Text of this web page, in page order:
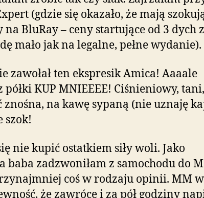
(gdzie się okazało, że mają
BluRay – ceny startujące od 3 dych
mało jak na legalne, pełne wydanie).
zawołał ten ekspresik Amica! Aaaale
półki KUP MNIEEEE! Ciśnieniowy, tani,
znośna, na kawę sypaną (nie uznaję
szok!
nie kupić ostatkiem siły woli. Jako
baba zadzwoniłam z samochodu do
coś w rodzaju opinii. MM
że zawrócę i za pół godziny